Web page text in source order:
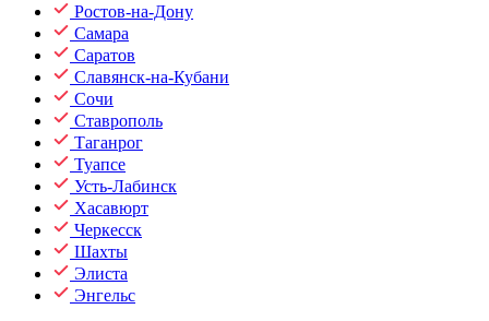
Ростов-на-Дону
Самара
Саратов
Славянск-на-Кубани
Сочи
Ставрополь
Таганрог
Туапсе
Усть-Лабинск
Хасавюрт
Черкесск
Шахты
Элиста
Энгельс